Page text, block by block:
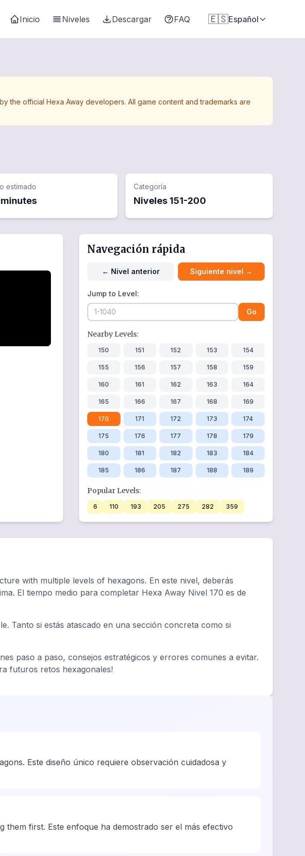
Inicio Niveles Descargar FAQ 🇪🇸Español
the official Hexa Away developers. All game content and trademarks are
estimado Categoría
Niveles 151-200
Navegación rápida
← Nivel anterior Siguiente nivel →
Jump to Level:
Go
Nearby Levels:
150 151 152 153 154
155 156 157 158 159
160 161 162 163 164
165 166 167 168 169
170 171 172 173 174
175 176 177 178 179
180 181 182 183 184
185 186 187 188 189
Popular Levels:
6 110 193 205 275 282 359
with multiple levels of hexagons. En este nivel, deberás
El tiempo medio para completar Hexa Away Nivel 170 es de
Tanto si estás atascado en una sección concreta como si
paso a paso, consejos estratégicos y errores comunes a evitar.
futuros retos hexagonales!
Este diseño único requiere observación cuidadosa y
first. Este enfoque ha demostrado ser el más efectivo